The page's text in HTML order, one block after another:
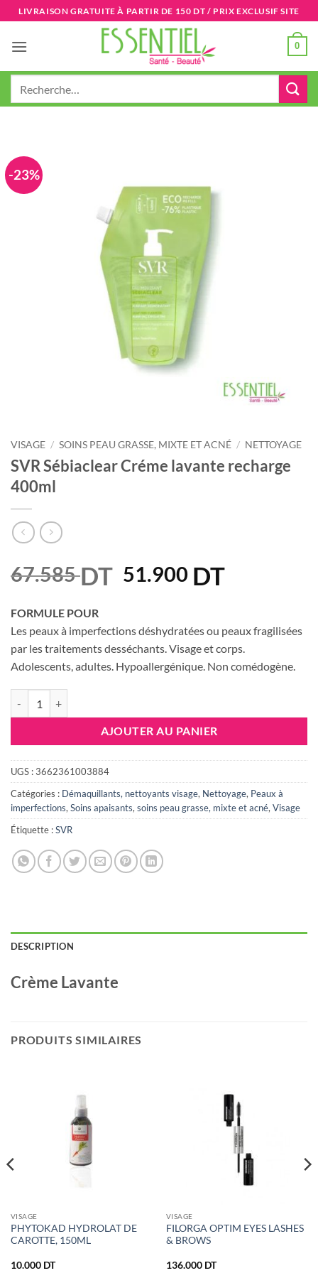
Passer
au
contenu
LIVRAISON GRATUITE À PARTIR DE 150 DT / PRIX EXCLUSIF SITE
0
-23%
VISAGE / SOINS PEAU GRASSE, MIXTE ET ACNÉ / NETTOYAGE
SVR Sébiaclear Créme lavante recharge
400ml
67.585DT Le
était :
67.585 DT.
51.900 DTLe
est :
51.900
FORMULE POUR
Les peaux à imperfections déshydratées ou peaux fragilisées
par les traitements desséchants. Visage et corps.
Adolescents, adultes. Hypoallergénique. Non comédogène.
AJOUTER AU PANIER
UGS :3662361003884
Catégories : Démaquillants, nettoyants visage, Nettoyage, Peaux à
imperfections,Soins apaisants,soins peau grasse, mixte et acné,Visage
Étiquette :SVR
DESCRIPTION
Crème Lavante
PRODUITS SIMILAIRES
VISAGE
PHYTOKAD HYDROLAT DE
CAROTTE, 150ML
10.000 DT
VISAGE
FILORGA OPTIM EYES LASHES
& BROWS
136.000 DT